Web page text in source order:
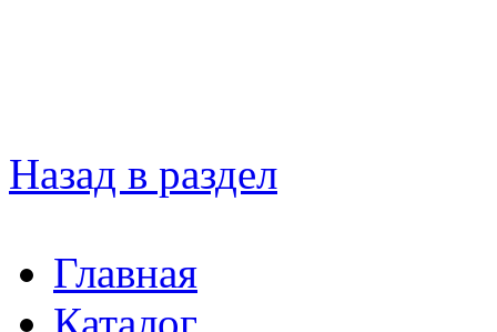
Назад в раздел
Главная